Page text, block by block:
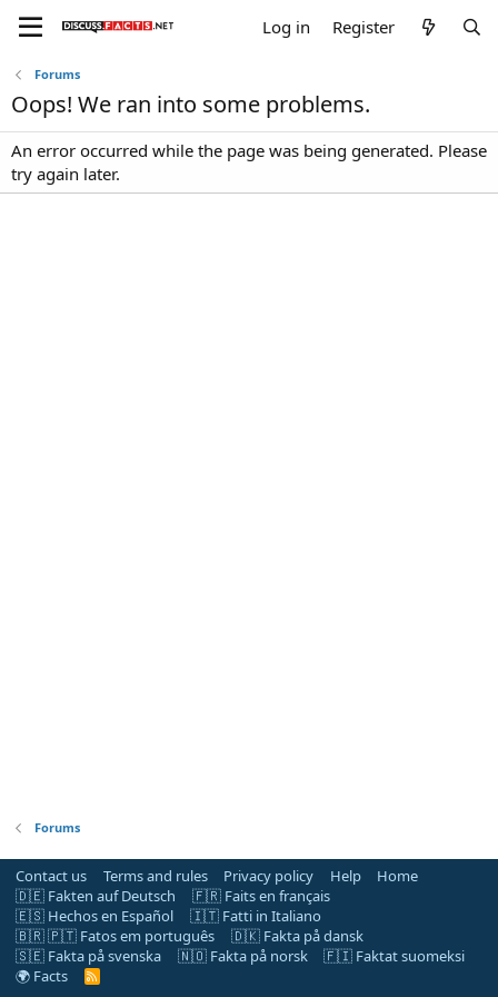
Log in Register
Forums
Oops! We ran into some problems.
An error occurred while the page was being generated. Please
try again later.
Forums
Contact us Terms and rules Privacy policy Help
Home
🇩🇪 Fakten auf Deutsch
🇫🇷 Faits en français
🇪🇸 Hechos en Español
🇮🇹 Fatti in Italiano
🇧🇷 🇵🇹 Fatos em português
🇩🇰 Fakta på dansk
🇸🇪 Fakta på svenska
🇳🇴 Fakta på norsk
🇫🇮 Faktat suomeksi
🌍 Facts
R